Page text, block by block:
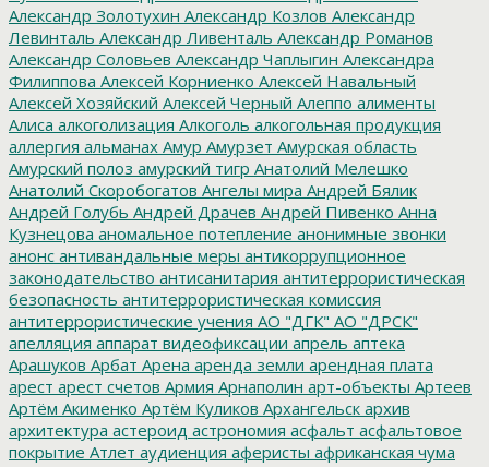
Александр Золотухин Александр Козлов Александр
Левинталь Александр Ливенталь Александр Романов
Александр Соловьев Александр Чаплыгин Александра
Филиппова Алексей Корниенко Алексей Навальный
Алексей Хозяйский Алексей Черный Алеппо алименты
Алиса алкоголизация Алкоголь алкогольная продукция
аллергия альманах Амур Амурзет Амурская область
Амурский полоз амурский тигр Анатолий Мелешко
Анатолий Скоробогатов Ангелы мира Андрей Бялик
Андрей Голубь Андрей Драчев Андрей Пивенко Анна
Кузнецова аномальное потепление анонимные звонки
анонс антивандальные меры антикоррупционное
законодательство антисанитария антитеррористическая
безопасность антитеррористическая комиссия
антитеррористические учения АО "ДГК" АО "ДРСК"
апелляция аппарат видеофиксации апрель аптека
Арашуков Арбат Арена аренда земли арендная плата
арест арест счетов Армия Арнаполин арт-объекты Артеев
Артём Акименко Артём Куликов Архангельск архив
архитектура астероид астрономия асфальт асфальтовое
покрытие Атлет аудиенция аферисты африканская чума